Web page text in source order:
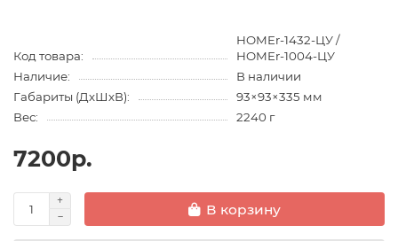
Код товара:
HOMEr-1432-ЦУ /
HOMEr-1004-ЦУ
Наличие:
В наличии
Габариты (ДхШхВ):
93×93×335 мм
Вес:
2240 г
7200р.
В корзину